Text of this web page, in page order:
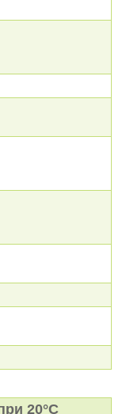
20°C